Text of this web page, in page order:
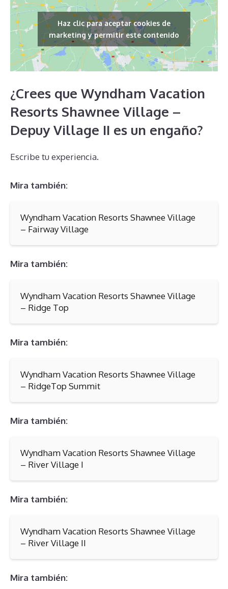
Haz clic para aceptar cookies de
marketing y permitir este contenido
¿Crees que Wyndham Vacation
Resorts Shawnee Village –
Depuy Village II es un engaño?
Escribe tu experiencia.
Mira también:
Wyndham Vacation Resorts Shawnee Village
– Fairway Village
Mira también:
Wyndham Vacation Resorts Shawnee Village
– Ridge Top
Mira también:
Wyndham Vacation Resorts Shawnee Village
– RidgeTop Summit
Mira también:
Wyndham Vacation Resorts Shawnee Village
– River Village I
Mira también:
Wyndham Vacation Resorts Shawnee Village
– River Village II
Mira también: